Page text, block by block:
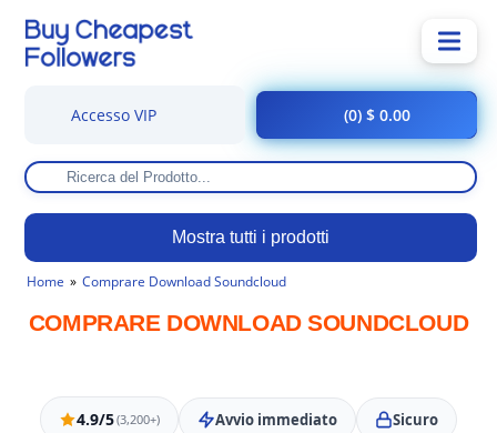
Mostra tutti i prodotti
Accesso VIP (0) $ 0.00
Home Comprare Download Soundcloud
COMPRARE DOWNLOAD SOUNDCLOUD
4.9/5(3,200+) Avvio immediato Sicuro